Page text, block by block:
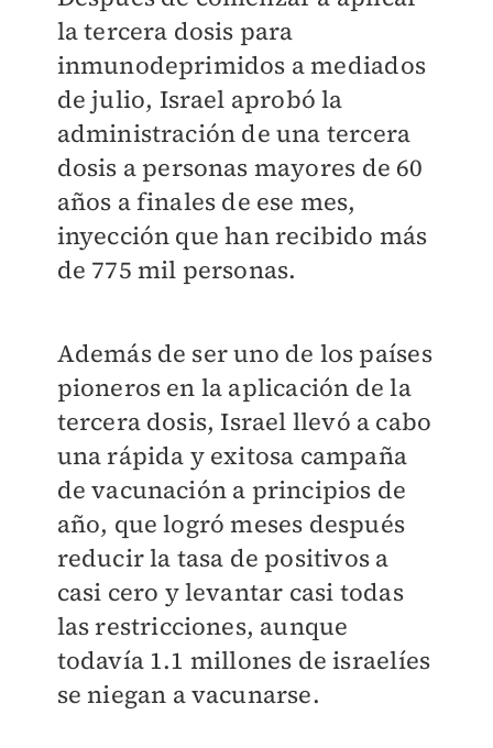
la tercera dosis para
inmunodeprimidos a mediados
de julio, Israel aprobó la
administración de una tercera
dosis a personas mayores de 60
años a finales de ese mes,
inyección que han recibido más
de 775 mil personas.
Además de ser uno de los países
pioneros en la aplicación de la
tercera dosis, Israel llevó a cabo
una rápida y exitosa campaña
de vacunación a principios de
año, que logró meses después
reducir la tasa de positivos a
casi cero y levantar casi todas
las restricciones, aunque
todavía 1.1 millones de israelíes
se niegan a vacunarse.